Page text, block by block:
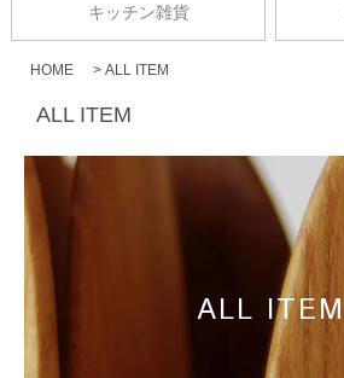
キッチン雑貨
HOME > ALL ITEM
ALL ITEM
ALL ITEM